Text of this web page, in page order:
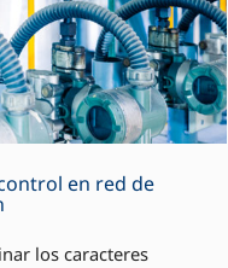
en red de
los caracteres